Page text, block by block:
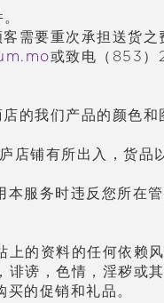
客需要重次承担送货之
或致电 （853
店的我们产品的 颜色和
店铺有所出入， 货品
本服 务时违 反您所在管
上的 资料的任何依 赖
， 诽谤 ，色情，淫秽或
买的促销和礼品。